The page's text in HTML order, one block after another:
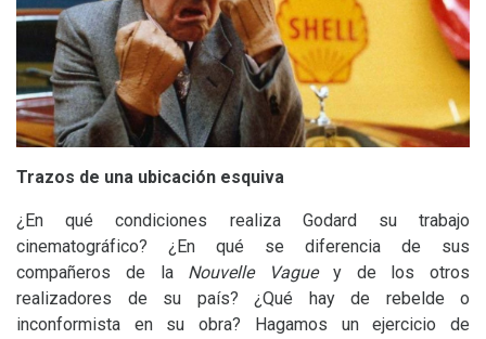
Trazos de una ubicación esquiva
¿En qué condiciones realiza Godard su trabajo
cinematográfico? ¿En qué se diferencia de sus
compañeros de la Nouvelle Vague y de los otros
realizadores de su país? ¿Qué hay de rebelde o
inconformista en su obra? Hagamos un ejercicio de